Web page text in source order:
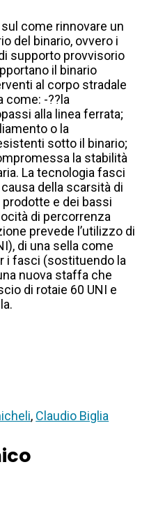
come rinnovare un
del binario, ovvero i
supporto provvisorio
il binario
al corpo stradale
come: -??la
alla linea ferrata;
o la
sotto il binario;
la stabilità
La tecnologia fasci
della scarsità di
e dei bassi
di percorrenza
prevede l’utilizzo di
di una sella come
i fasci (sostituendo la
nuova staffa che
di rotaie 60 UNI e
, Claudio Biglia